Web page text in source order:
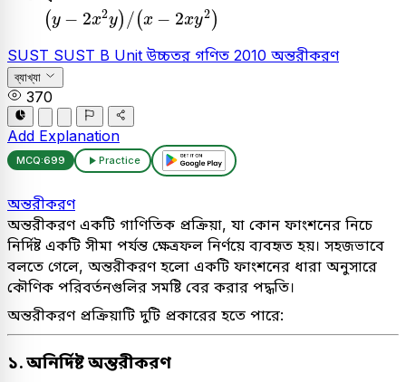
(y − 2x2y) /(x − 2xy2)
(y x2 y /( x- 2
SUST SUST B Unitউচ্চতর গণিত 2010 অন্তরীকরণ
ব্যাখ্যা
370
Add Explanation
MCQ:699 Practice
অন্তরীকরণ
অন্তরীকরণ একটি গাণিতিক প্রক্রিয়া, যা কোন ফাংশনের নিচে
নির্দিষ্ট একটি সীমা পর্যন্ত ক্ষেত্রফল নির্ণয়ে ব্যবহৃত হয়। সহজভাবে
বলতে গেলে, অন্তরীকরণ হলো একটি ফাংশনের ধারা অনুসারে
কৌণিক পরিবর্তনগুলির সমষ্টি বের করার পদ্ধতি।
অন্তরীকরণ প্রক্রিয়াটি দুটি প্রকারের হতে পারে:
১. অনির্দিষ্ট অন্তরীকরণ